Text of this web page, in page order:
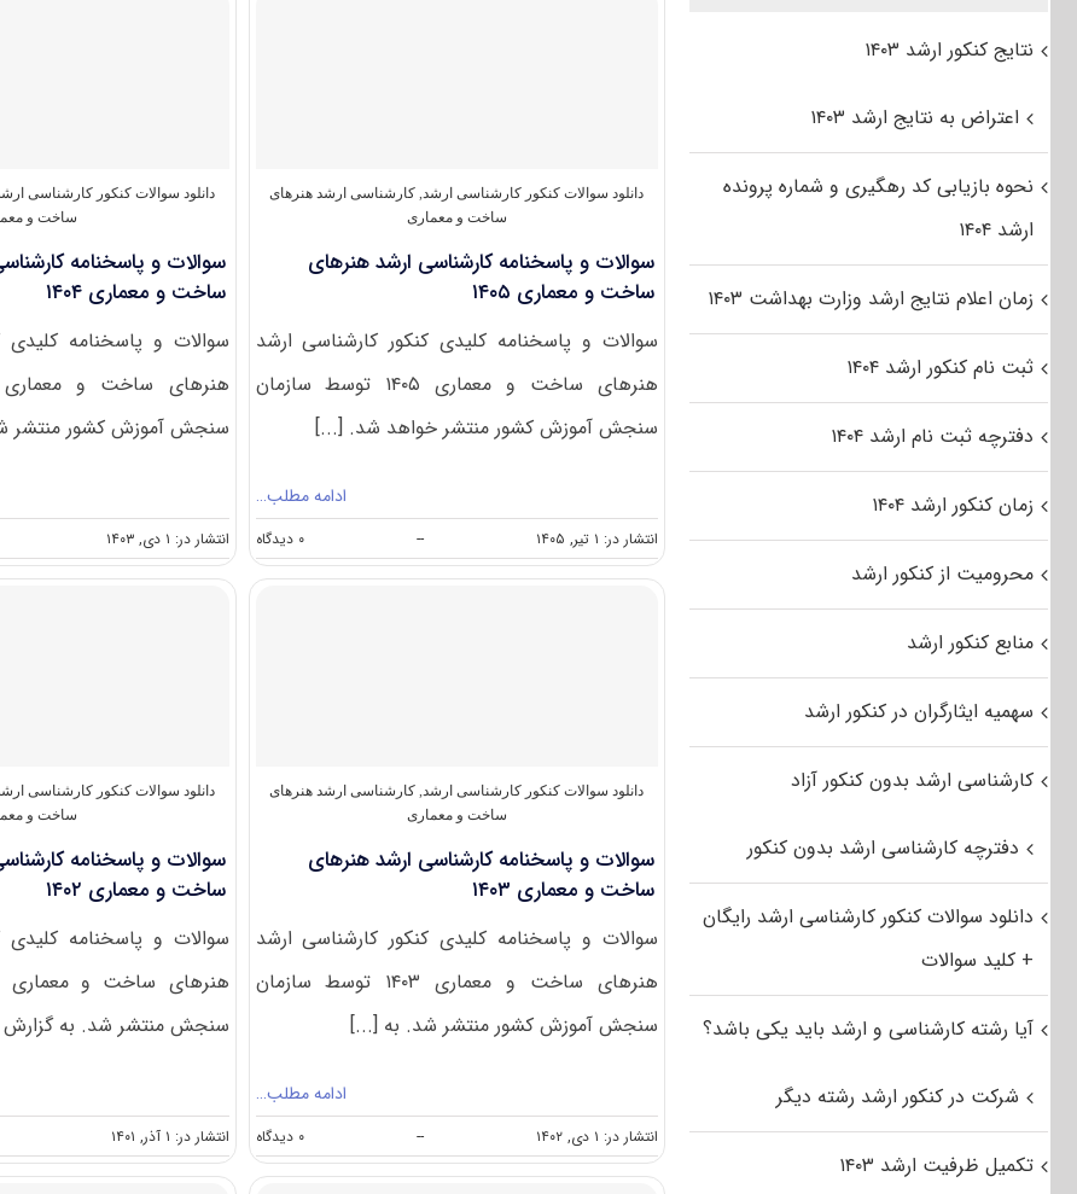
دانلود سوالات کنکور کارشناسی ارشد, کارشناسی ارشد هنرهای
ساخت و معماری
سوالات و پاسخنامه کارشناسی ارشد هنرهای
ساخت و معماری ۱۴۰۵
سوالات و پاسخنامه کلیدی کنکور کارشناسی ارشد
هنرهای ساخت و معماری ۱۴۰۵ توسط سازمان
سنجش آموزش کشور منتشر خواهد شد. [...]
ادامه مطلب…
انتشار در: ۱ تیر, ۱۴۰۵ -- ۰ دیدگاه
سوالات
و
دانلود سوالات کنکور کارشناسی
ساخت و
سوالات و پاسخنامه
ساخت و معماری ۱۴۰۴
سوالات و پاسخنامه کلیدی
سنجش آموزش کشور منتشر
انتشار در: ۱ دی, ۱۴۰۳
دانلود سوالات کنکور کارشناسی ارشد, کارشناسی ارشد هنرهای
ساخت و معماری
سوالات و پاسخنامه کارشناسی ارشد هنرهای
ساخت و معماری ۱۴۰۳
سوالات و پاسخنامه کلیدی کنکور کارشناسی ارشد
هنرهای ساخت و معماری ۱۴۰۳ توسط سازمان
سنجش آموزش کشور منتشر شد. به [...]
ادامه مطلب…
انتشار در: ۱ دی, ۱۴۰۲ -- ۰ دیدگاه
سوالات
و
دانلود سوالات کنکور کارشناسی
ساخت و
سوالات و پاسخنامه
ساخت و معماری ۱۴۰۲
سوالات و پاسخنامه کلیدی
سنجش منتشر شد. به
انتشار در: ۱ آذر, ۱۴۰۱
نتایج کنکور ارشد ۱۴۰۳
اعتراض به نتایج ارشد ۱۴۰۳
نحوه بازیابی کد رهگیری و شماره پرونده
ارشد ۱۴۰۴
زمان اعلام نتایج ارشد وزارت بهداشت ۱۴۰۳
ثبت نام کنکور ارشد ۱۴۰۴
دفترچه ثبت نام ارشد ۱۴۰۴
زمان کنکور ارشد ۱۴۰۴
محرومیت از کنکور ارشد
منابع کنکور ارشد
سهمیه ایثارگران در کنکور ارشد
کارشناسی ارشد بدون کنکور آزاد
دفترچه کارشناسی ارشد بدون کنکور
دانلود سوالات کنکور کارشناسی ارشد رایگان
+ کلید سوالات
آیا رشته کارشناسی و ارشد باید یکی باشد؟
شرکت در کنکور ارشد رشته دیگر
تکمیل ظرفیت ارشد ۱۴۰۳